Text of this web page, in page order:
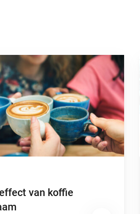
effect van koffie op je lichaam”
van koffie